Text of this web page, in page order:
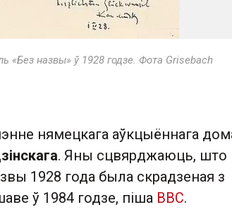
«Без назвы» ў 1928 годзе. Фота Grisebach
нямецкага аўкцыённага
. Яны сцвярджаюць, што
1928 года была скрадзеная з
ў 1984 годзе, піша ВВС.